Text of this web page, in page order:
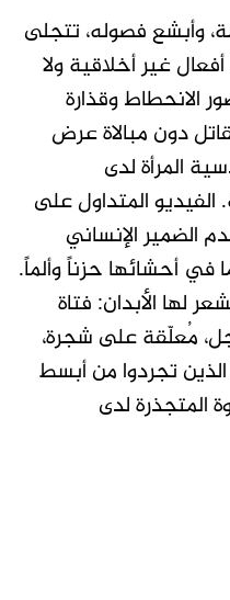
وأبشع فصوله، تتجلى
غير أخلاقية ولا
الانحطاط وقذارة
دون مبالاة عرض
المرأة لدى
الفيديو المتداول على
الضمير الإنساني
أحشائها حزناً وألماً.
لها الأبدان: فتاة
مُعلّقة على شجرة،
تجردوا من أبسط
المتجذرة لدى